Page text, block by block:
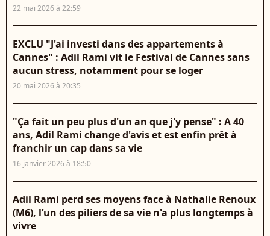
22 mai 2026 à 22:59
EXCLU "J'ai investi dans des appartements à
Cannes" : Adil Rami vit le Festival de Cannes sans
aucun stress, notamment pour se loger
20 mai 2026 à 20:35
"Ça fait un peu plus d'un an que j'y pense" : A 40
ans, Adil Rami change d'avis et est enfin prêt à
franchir un cap dans sa vie
16 janvier 2026 à 18:50
Adil Rami perd ses moyens face à Nathalie Renoux
(M6), l’un des piliers de sa vie n'a plus longtemps à
vivre